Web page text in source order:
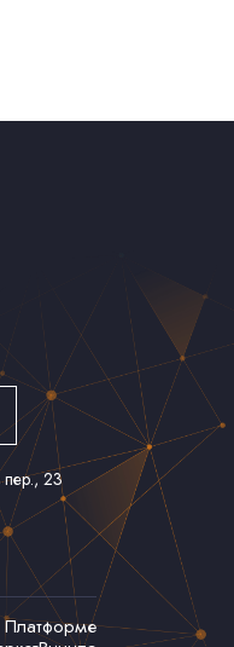
пер., 23